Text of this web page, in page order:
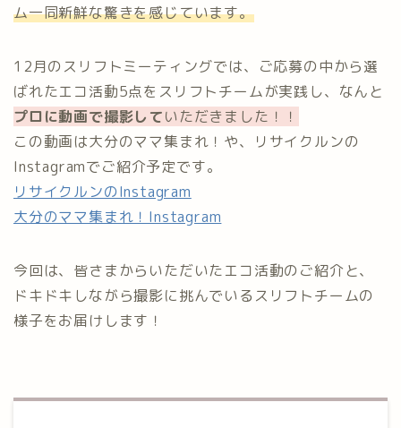
ム一同新鮮な驚きを感じています。
12月のスリフトミーティングでは、ご応募の中から選
ばれたエコ活動5点をスリフトチームが実践し、なんと
プロに動画で撮影していただきました！！
この動画は大分のママ集まれ！や、リサイクルンの
Instagramでご紹介予定です。
リサイクルンのInstagram
大分のママ集まれ！Instagram
今回は、皆さまからいただいたエコ活動のご紹介と、
ドキドキしながら撮影に挑んでいるスリフトチームの
様子をお届けします！